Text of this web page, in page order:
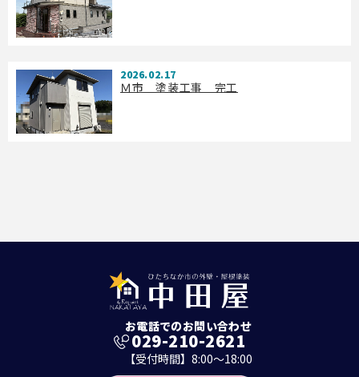
2026.02.17
Ｍ市 塗装工事 完工
お電話でのお問い合わせ
029-210-2621
【受付時間】8:00～18:00